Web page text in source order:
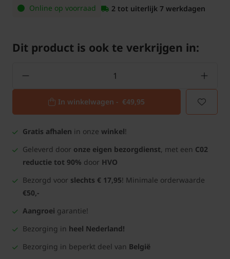
Online op voorraad
2 tot uiterlijk 7 werkdagen
Dit product is ook te verkrijgen in:
In winkelwagen - €49,95
Gratis afhalen in onze winkel!
Geleverd door onze eigen bezorgdienst, met een C02
reductie tot 90% door HVO
Bezorgd voor slechts € 17,95! Minimale orderwaarde
€50,-
Aangroei garantie!
Bezorging in heel Nederland!
Bezorging in beperkt deel van België